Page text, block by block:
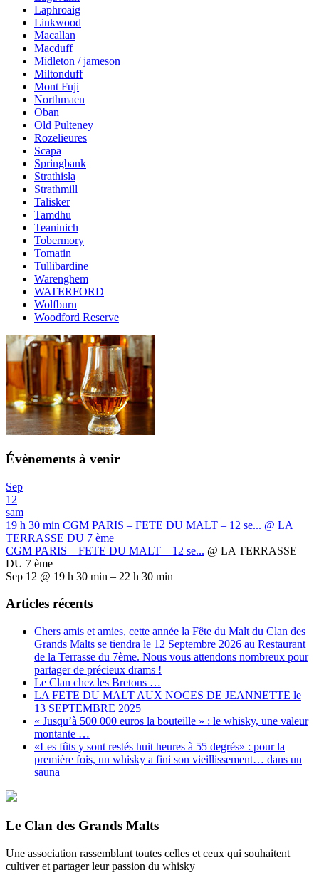
Laphroaig
Linkwood
Macallan
Macduff
Midleton / jameson
Miltonduff
Mont Fuji
Northmaen
Oban
Old Pulteney
Rozelieures
Scapa
Springbank
Strathisla
Strathmill
Talisker
Tamdhu
Teaninich
Tobermory
Tomatin
Tullibardine
Warenghem
WATERFORD
Wolfburn
Woodford Reserve
Évènements à venir
Sep
12
sam
19 h 30 min CGM PARIS – FETE DU MALT – 12 se... @ LA
TERRASSE DU 7 ème
CGM PARIS – FETE DU MALT – 12 se... @ LA TERRASSE
DU 7 ème
Sep 12 @ 19 h 30 min – 22 h 30 min
Articles récents
Chers amis et amies, cette année la Fête du Malt du Clan des
Grands Malts se tiendra le 12 Septembre 2026 au Restaurant
de la Terrasse du 7ème. Nous vous attendons nombreux pour
partager de précieux drams !
Le Clan chez les Bretons …
LA FETE DU MALT AUX NOCES DE JEANNETTE le
13 SEPTEMBRE 2025
« Jusqu’à 500 000 euros la bouteille » : le whisky, une valeur
montante …
«Les fûts y sont restés huit heures à 55 degrés» : pour la
première fois, un whisky a fini son vieillissement… dans un
sauna
Le Clan des Grands Malts
Une association rassemblant toutes celles et ceux qui souhaitent
cultiver et partager leur passion du whisky